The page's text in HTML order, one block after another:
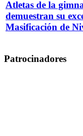
Atletas de la
demuestran su
Masificación de
Patrocinadores